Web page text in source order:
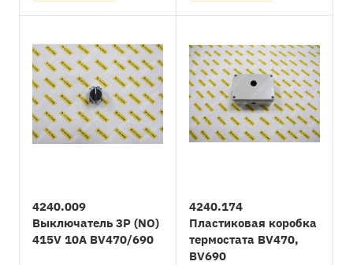
4240.009
Выключатель 3P (NO)
415V 10A BV470/690
4240.174
Пластиковая коробка
термостата BV470,
BV690